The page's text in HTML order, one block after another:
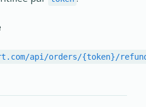
api/orders/{token}/